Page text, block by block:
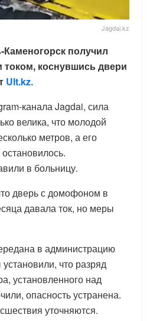
Jagdai.kz
получил
током, коснувшись двери
Ult.kz.
канала Jagdai, сила
велика, что молодой
метров, а его
в больницу.
дверь с домофоном в
давала ток, но меры
в администрацию
что разряд
установленного над
опасность устранена.
уточняются.